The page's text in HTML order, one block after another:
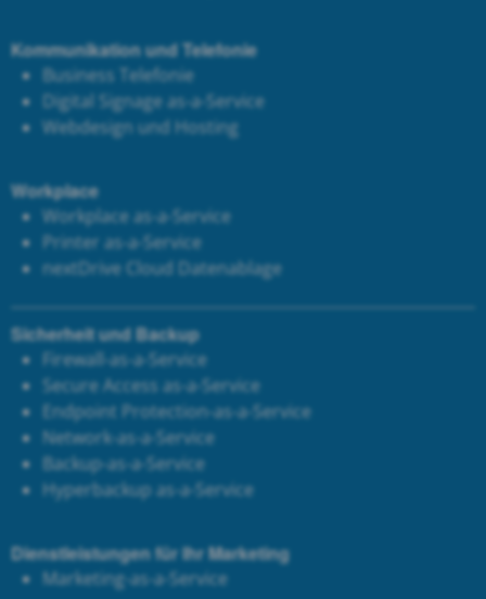
Kommunikation und Telefonie
Business Telefonie
Digital Signage as-a-Service
Webdesign und Hosting
Workplace
Workplace as-a-Service
Printer as-a-Service
nextDrive Cloud Datenablage
Sicherheit und Backup
Firewall-as-a-Service
Secure Access as-a-Service
Endpoint Protection-as-a-Service
Network-as-a-Service
Backup-as-a-Service
Hyperbackup as-a-Service
Dienstleistungen für Ihr Marketing
Marketing-as-a-Service